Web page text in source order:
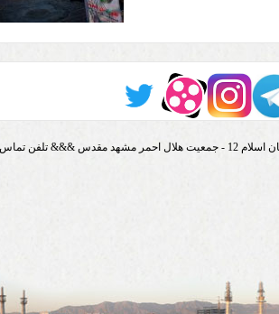
تماس : 33410015